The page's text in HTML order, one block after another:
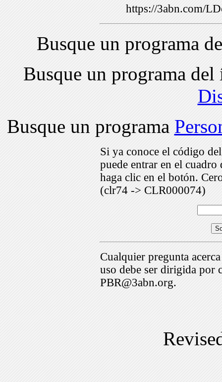
https://3abn.com/
Busque un programa
Busque un programa
Busque un programa
Si ya conoce el código
puede entrar en el
haga clic en el botón.
(clr74 -> CLR000074)
Cualquier pregunta
uso debe ser dirigida por
PBR@3abn.org.